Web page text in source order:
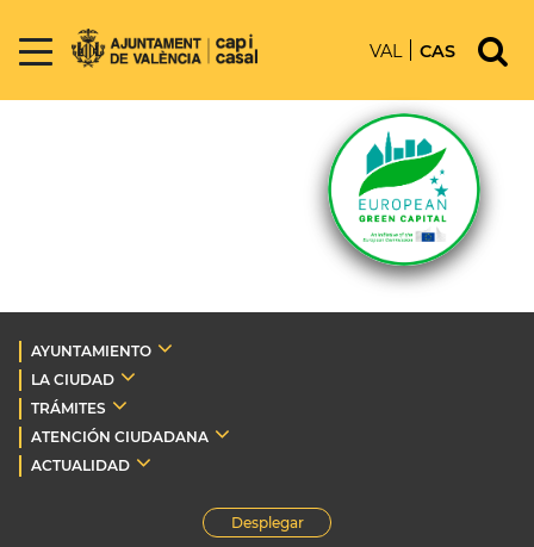
VAL CAS
AYUNTAMIENTO
LA CIUDAD
TRÁMITES
ATENCIÓN CIUDADANA
ACTUALIDAD
Desplegar